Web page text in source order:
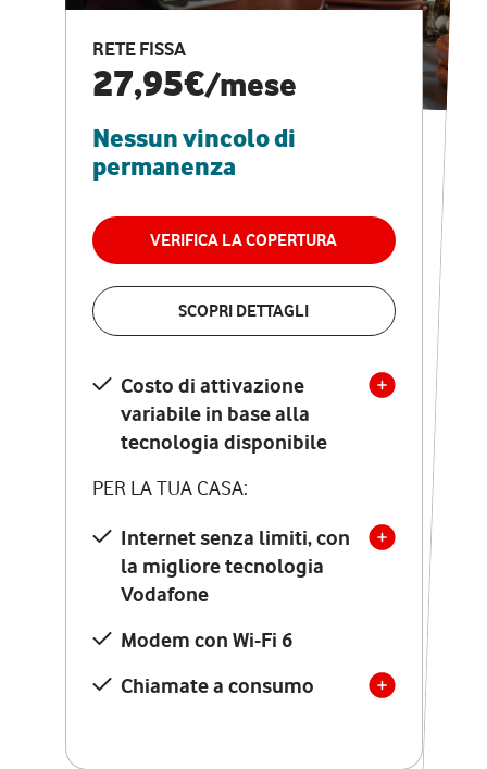
RETE FISSA
27,95€/mese
Nessun vincolo di
permanenza
VERIFICA LA COPERTURA
SCOPRI DETTAGLI
Costo di attivazione
variabile in base alla
tecnologia disponibile
PER LA TUA CASA:
Internet senza limiti, con
la migliore tecnologia
Vodafone
Modem con Wi-Fi 6
Chiamate a consumo
CASA PRO
Internet veloce e
vantaggi speciali
RETE FISSA + VODAFONE CLUB
29,95€
permanenza
VERIFICA LA COPERTURA
Costo di attivazione
variabile in base alla
tecnologia disponibile
PER LA TUA CASA:
Internet senza limiti, con
la migliore tecnologia
Vodafone
Modem Seven con Wi-Fi 7
Chiamate illimitate verso
numeri fissi e mobili
nazionali